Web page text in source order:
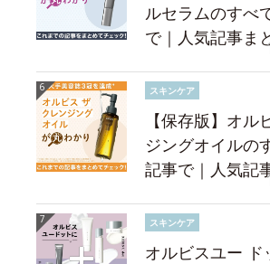
ルセラムのすべ
で｜人気記事ま
スキンケア
【保存版】オル
ジングオイルの
記事で｜人気記
スキンケア
オルビスユー ド